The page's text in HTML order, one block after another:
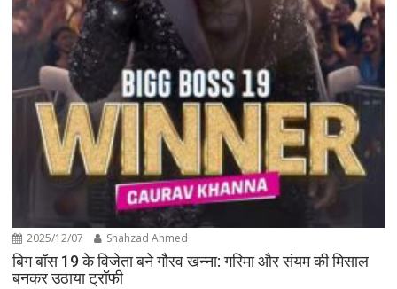
2025/12/07 Shahzad Ahmed
बिग बॉस 19 के विजेता बने गौरव खन्ना: गरिमा और संयम की मिसाल
बनकर उठाया ट्रॉफी